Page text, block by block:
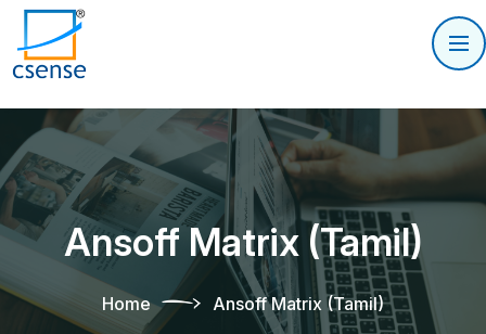
Ansoff Matrix (Tamil)
Home Ansoff Matrix (Tamil)